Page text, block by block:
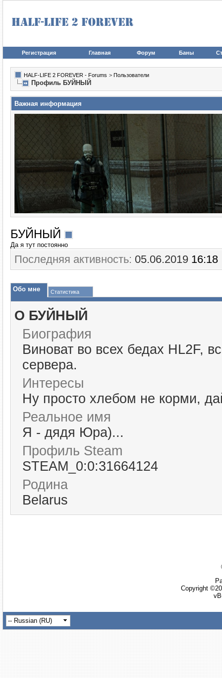
Регистрация Главная Форум Баны
HALF-LIFE 2 FOREVER - Forums > Пользователи
Профиль БУЙНЫЙ
Важная информация
БУЙНЫЙ
Да я тут постоянно
Последняя активность: 05.06.2019 16:18
Обо мне Статистика
О БУЙНЫЙ
Биография
Виноват во всех бедах HL2F,
сервера.
Интересы
Ну просто хлебом не корми,
Реальное имя
Я - дядя Юра)...
Профиль Steam
STEAM_0:0:31664124
Родина
Belarus
Copyright